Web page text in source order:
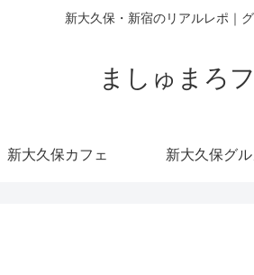
新大久保・新宿のリアルレポ｜
ましゅまろ
新大久保カフェ 新大久保グル